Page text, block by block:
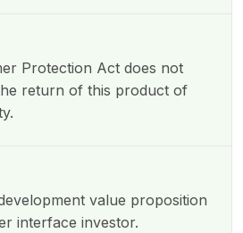
Protection Act does not
return of this product of
value proposition
interface investor.